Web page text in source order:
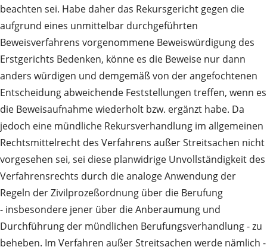
beachten sei. Habe daher das Rekursgericht gegen die
aufgrund eines unmittelbar durchgeführten
Beweisverfahrens vorgenommene Beweiswürdigung des
Erstgerichts Bedenken, könne es die Beweise nur dann
anders würdigen und demgemäß von der angefochtenen
Entscheidung abweichende Feststellungen treffen, wenn es
die Beweisaufnahme wiederholt bzw. ergänzt habe. Da
jedoch eine mündliche Rekursverhandlung im allgemeinen
Rechtsmittelrecht des Verfahrens außer Streitsachen nicht
vorgesehen sei, sei diese planwidrige Unvollständigkeit des
Verfahrensrechts durch die analoge Anwendung der
Regeln der Zivilprozeßordnung über die Berufung
- insbesondere jener über die Anberaumung und
Durchführung der mündlichen Berufungsverhandlung - zu
beheben. Im Verfahren außer Streitsachen werde nämlich -